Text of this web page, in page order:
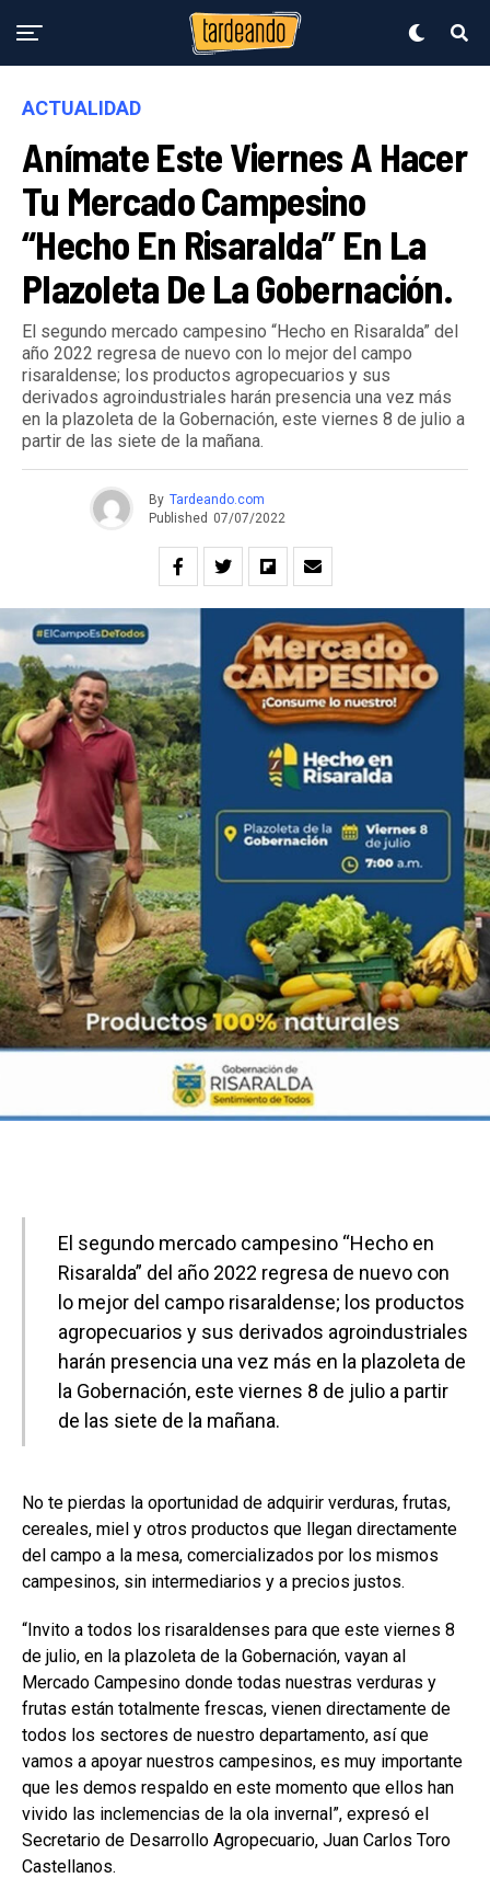
ACTUALIDAD
Anímate Este Viernes A Hacer
Tu Mercado Campesino
“Hecho En Risaralda” En La
Plazoleta De La Gobernación.
El segundo mercado campesino “Hecho en Risaralda” del
año 2022 regresa de nuevo con lo mejor del campo
risaraldense; los productos agropecuarios y sus
derivados agroindustriales harán presencia una vez más
en la plazoleta de la Gobernación, este viernes 8 de julio a
partir de las siete de la mañana.
By Tardeando.com
Published 07/07/2022
El segundo mercado campesino “Hecho en
Risaralda” del año 2022 regresa de nuevo con
lo mejor del campo risaraldense; los productos
agropecuarios y sus derivados agroindustriales
harán presencia una vez más en la plazoleta de
la Gobernación, este viernes 8 de julio a partir
de las siete de la mañana.
No te pierdas la oportunidad de adquirir verduras, frutas,
cereales, miel y otros productos que llegan directamente
del campo a la mesa, comercializados por los mismos
campesinos, sin intermediarios y a precios justos.
“Invito a todos los risaraldenses para que este viernes 8
de julio, en la plazoleta de la Gobernación, vayan al
Mercado Campesino donde todas nuestras verduras y
frutas están totalmente frescas, vienen directamente de
todos los sectores de nuestro departamento, así que
vamos a apoyar nuestros campesinos, es muy importante
que les demos respaldo en este momento que ellos han
vivido las inclemencias de la ola invernal”, expresó el
Secretario de Desarrollo Agropecuario, Juan Carlos Toro
Castellanos.